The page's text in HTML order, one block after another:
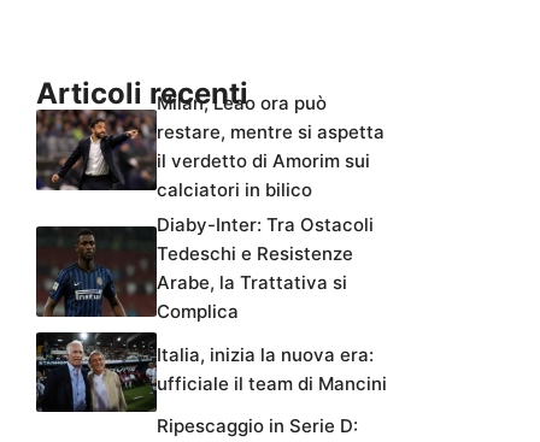
Articoli recenti
Milan, Leao ora può
restare, mentre si aspetta
il verdetto di Amorim sui
calciatori in bilico
Diaby-Inter: Tra Ostacoli
Tedeschi e Resistenze
Arabe, la Trattativa si
Complica
Italia, inizia la nuova era:
ufficiale il team di Mancini
Ripescaggio in Serie D: